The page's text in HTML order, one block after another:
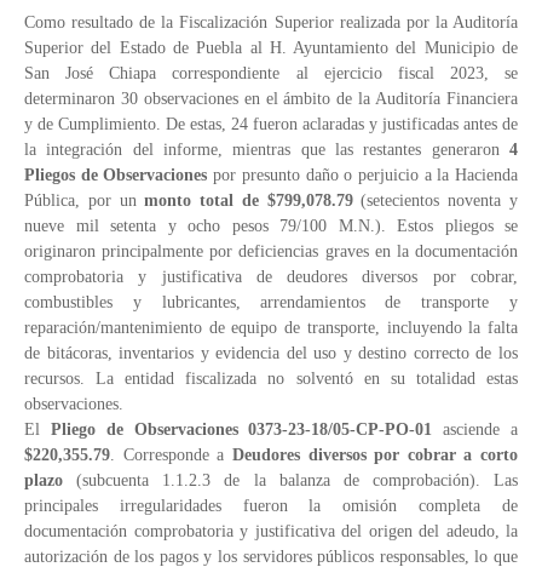
Como resultado de la Fiscalización Superior realizada por la Auditoría
Superior del Estado de Puebla al H. Ayuntamiento del Municipio de
San José Chiapa correspondiente al ejercicio fiscal 2023, se
determinaron 30 observaciones en el ámbito de la Auditoría Financiera
y de Cumplimiento. De estas, 24 fueron aclaradas y justificadas antes de
la integración del informe, mientras que las restantes generaron 4
Pliegos de Observaciones por presunto daño o perjuicio a la Hacienda
Pública, por unmonto total de $799,078.79(setecientos noventa y
nueve mil setenta y ocho pesos 79/100 M.N.). Estos pliegos se
originaron principalmente por deficiencias graves en la documentación
comprobatoria y justificativa de deudores diversos por cobrar,
combustibles y lubricantes, arrendamientos de transporte y
reparación/mantenimiento de equipo de transporte, incluyendo la falta
de bitácoras, inventarios y evidencia del uso y destino correcto de los
recursos. La entidad fiscalizada no solventó en su totalidad estas
observaciones.
El Pliego de Observaciones 0373-23-18/05-CP-PO-01
asciende a
$220,355.79 . Corresponde a Deudores diversos por cobrar a corto
plazo (subcuenta 1.1.2.3 de la balanza de comprobación). Las
principales irregularidades fueron la omisión completa de
documentación comprobatoria y justificativa del origen del adeudo, la
autorización de los pagos y los servidores públicos responsables, lo que